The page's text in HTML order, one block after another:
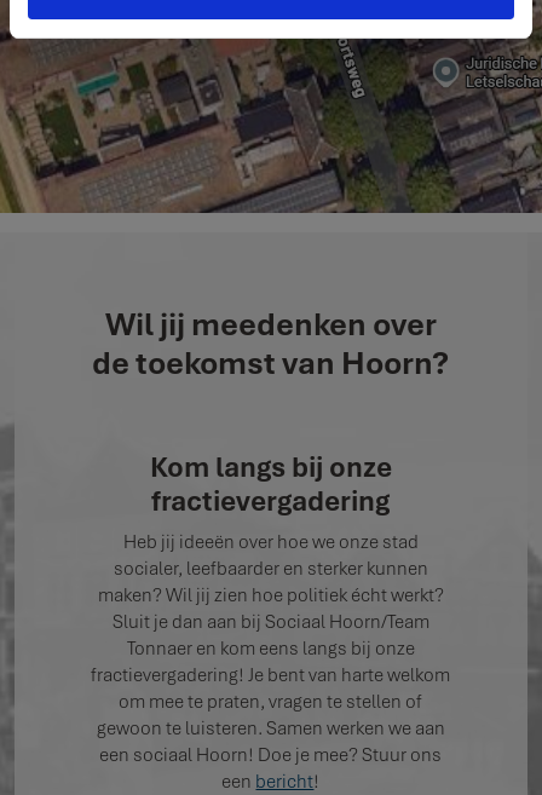
Wil jij meedenken over
de toekomst van Hoorn?
Kom langs bij onze
fractievergadering
Heb jij ideeën over hoe we onze stad
socialer, leefbaarder en sterker kunnen
maken? Wil jij zien hoe politiek écht werkt?
Sluit je dan aan bij Sociaal Hoorn/Team
Tonnaer en kom eens langs bij onze
fractievergadering! Je bent van harte welkom
om mee te praten, vragen te stellen of
gewoon te luisteren. Samen werken we aan
een sociaal Hoorn! Doe je mee? Stuur ons
een bericht!